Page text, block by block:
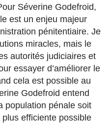
Séverine Godefroid,
est un enjeu majeur
pénitentiaire. Je
miracles, mais le
autorités judiciaires et
essayer d’améliorer le
cela est possible au
Godefroid entend
population pénale soit
efficiente possible